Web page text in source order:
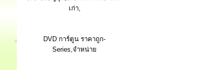
เก่า,
DVD การ์ตูน ราคาถูก-
Series,จำหน่าย